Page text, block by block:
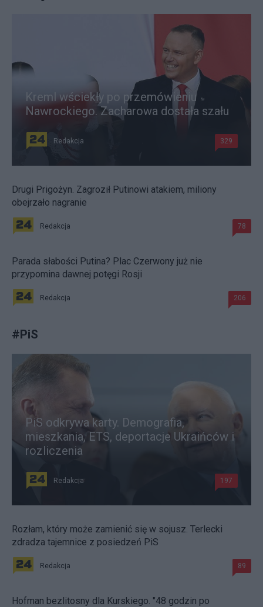
Kreml wściekły po przemówieniu
Nawrockiego. Zacharowa dostała szału
Redakcja 329
Drugi Prigożyn. Zagroził Putinowi atakiem, miliony
obejrzało nagranie
Redakcja 78
Parada słabości Putina? Plac Czerwony już nie
przypomina dawnej potęgi Rosji
Redakcja 206
#PiS
PiS odkrywa karty. Demografia,
mieszkania, ETS, deportacje Ukraińców i
rozliczenia
Redakcja 197
Rozłam, który może zamienić się w sojusz. Terlecki
zdradza tajemnice z posiedzeń PiS
Redakcja 89
Hofman bezlitosny dla Kurskiego. "48 godzin po